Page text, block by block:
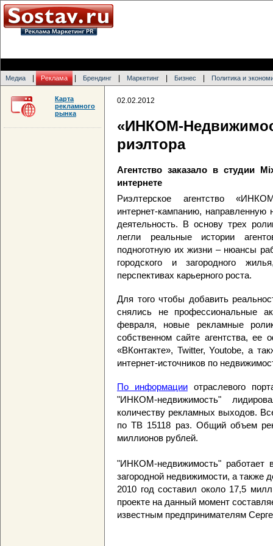
Медиа Реклама Брендинг Маркетинг Бизнес Политика и
02.02.2012
«ИНКОМ-
риэлтора
Агентство заказало в студии
интернете
Риэлтерское агентство
интернет-кампанию,
деятельность. В основу трех
легли реальные истории
подноготную их жизни – нюансы
городского и загородного
перспективах карьерного роста.
Для того чтобы добавить
снялись не профессиональные
февраля, новые рекламные
собственном сайте агентства, ее
«ВКонтакте», Twitter, Youtobe, а
интернет-источников по
По информацииотраслевого
"ИНКОМ-недвижимость"
количеству рекламных выходов.
по ТВ 15118 раз. Общий объем
миллионов рублей.
"ИНКОМ-недвижимость" работает
загородной недвижимости, а также
2010 год составил около 17,5
проекте на данный момент
известным предпринимателям
Карта
рекламного
рынка